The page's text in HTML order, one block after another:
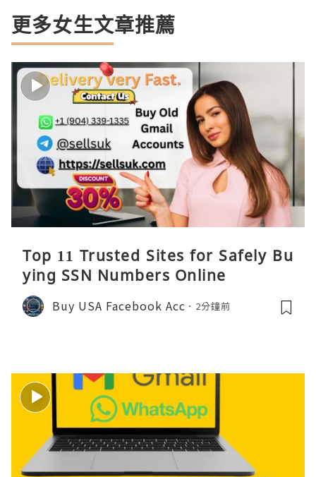
更多女生文章推薦
Top 11 Trusted Sites for Safely Bu
ying SSN Numbers Online
Buy USA Facebook Acc 2分鐘前